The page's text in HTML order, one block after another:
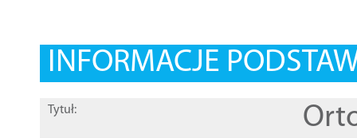
INFORMACJE
Tytuł: